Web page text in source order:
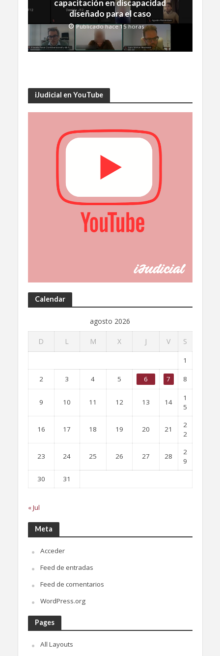
capacitación en discapacidad
diseñado para el caso
Publicado hace 15 horas
iJudicial en YouTube
Calendar
agosto 2026
D L M X J V S
1
2 3 4 5 6 7 8
9 10 11 12 13 14
1
5
16 17 18 19 20 21
2
2
23 24 25 26 27 28
2
9
30
31
« Jul
Meta
Acceder
Feed de entradas
Feed de comentarios
WordPress.org
Pages
All Layouts